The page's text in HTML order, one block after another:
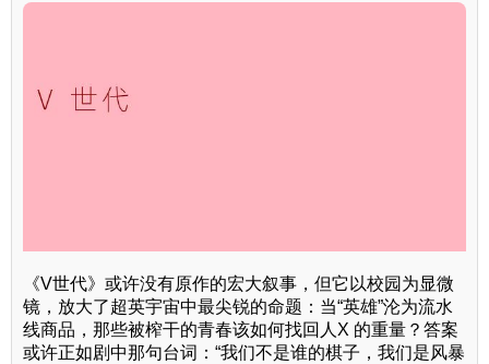
《V世代》或许没有原作的宏大叙事，但它以校园为显微
镜，放大了超英宇宙中最尖锐的命题：当“英雄”沦为流水
线商品，那些被榨干的青春该如何找回人X 的重量？答案
或许正如剧中那句台词：“我们不是谁的棋子，我们是风暴